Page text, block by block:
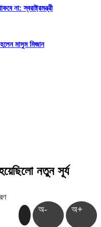
না: স্বরাষ্ট্রমন্ত্রী
মাসুম মিজান
নতুন সূর্য
অ- অ+